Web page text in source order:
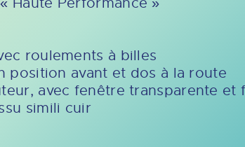
roulements à billes
position avant et dos à la route
avec fenêtre transparente et
simili cuir